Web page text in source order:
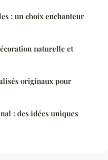
: un choix enchanteur
naturelle et
originaux pour
: des idées uniques